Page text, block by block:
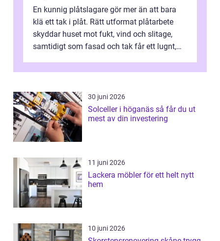
En kunnig plåtslagare gör mer än att bara
klä ett tak i plåt. Rätt utformat plåtarbete
skyddar huset mot fukt, vind och slitage,
samtidigt som fasad och tak får ett lugnt,
30 juni 2026
Solceller i höganäs så får du ut
mest av din investering
11 juni 2026
Lackera möbler för ett helt nytt
hem
10 juni 2026